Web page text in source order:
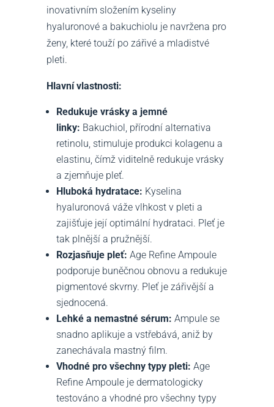
inovativním složením kyseliny
hyaluronové a bakuchiolu je navržena pro
ženy, které touží po zářivé a mladistvé
pleti.
Hlavní vlastnosti:
Redukuje vrásky a jemné
linky: Bakuchiol, přírodní alternativa
retinolu, stimuluje produkci kolagenu a
elastinu, čímž viditelně redukuje vrásky
a zjemňuje pleť.
Hluboká hydratace: Kyselina
hyaluronová váže vlhkost v pleti a
zajišťuje její optimální hydrataci. Pleť je
tak plnější a pružnější.
Rozjasňuje pleť: Age Refine Ampoule
podporuje buněčnou obnovu a redukuje
pigmentové skvrny. Pleť je zářivější a
sjednocená.
Lehké a nemastné sérum: Ampule se
snadno aplikuje a vstřebává, aniž by
zanechávala mastný film.
Vhodné pro všechny typy pleti: Age
Refine Ampoule je dermatologicky
testováno a vhodné pro všechny typy